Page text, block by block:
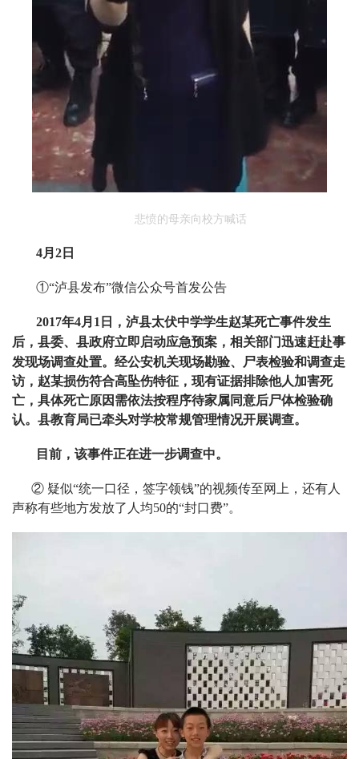
悲愤的母亲向校方喊话
4月2日
①“泸县发布”微信公众号首发公告
2017年4月1日，泸县太伏中学学生赵某死亡事件发生
后，县委、县政府立即启动应急预案，相关部门迅速赶赴事
发现场调查处置。 经公安机关现场勘验、尸表检验和调查走
访，赵某损伤符合高坠伤特征，现有证据排除他人加害死
亡，具体死亡原因需依法按程序待家属同意后尸体检验确
认。县教育局已牵头对学校常规管理情况开展调查。
目前，该事件正在进一步调查中。
② 疑似“统一口径，签字领钱”的视频传至网上，还有人
声称有些地方发放了人均50的“封口费”。